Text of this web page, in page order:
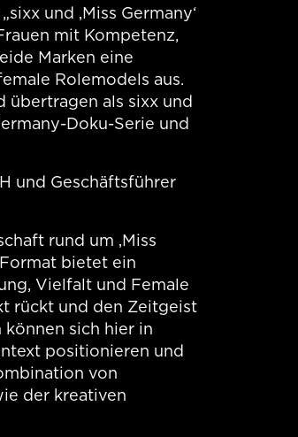
und ‚Miss Germany‘
mit Kompetenz,
Marken eine
Rolemodels aus.
übertragen als sixx und
Doku-Serie und
und Geschäftsführer
rund um ‚Miss
bietet ein
Vielfalt und Female
rückt und den Zeitgeist
sich hier in
positionieren und
von
der kreativen